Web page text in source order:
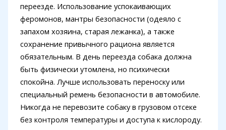
переезде. Использование успокаивающих
феромонов, мантры безопасности (одеяло с
запахом хозяина, старая лежанка), а также
сохранение привычного рациона является
обязательным. В день переезда собака должна
быть физически утомлена, но психически
спокойна. Лучше использовать переноску или
специальный ремень безопасности в автомобиле.
Никогда не перевозите собаку в грузовом отсеке
без контроля температуры и доступа к кислороду.